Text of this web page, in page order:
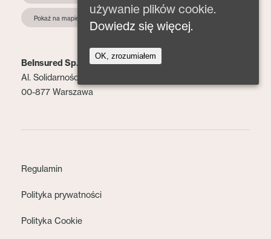
Pokaż na mapie
BeInsured Sp. z o.o.
Al. Solidarności 153 lok. 2
00-877 Warszawa
Regulamin
Polityka prywatności
Polityka Cookie
używanie plików cookie.
Dowiedz się więcej.
OK, zrozumiałem